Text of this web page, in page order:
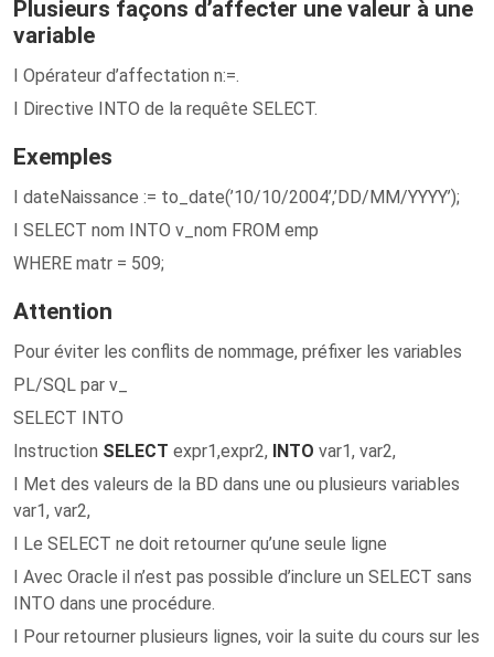
Plusieurs façons d’affecter une valeur à une
variable
I Opérateur d’affectation n:=.
I Directive INTO de la requête SELECT.
Exemples
I dateNaissance := to_date(’10/10/2004’,’DD/MM/YYYY’);
I SELECT nom INTO v_nom FROM emp
WHERE matr = 509;
Attention
Pour éviter les conflits de nommage, préfixer les variables
PL/SQL par v_
SELECT INTO
Instruction SELECT expr1,expr2, INTO var1, var2,
I Met des valeurs de la BD dans une ou plusieurs variables
var1, var2,
I Le SELECT ne doit retourner qu’une seule ligne
I Avec Oracle il n’est pas possible d’inclure un SELECT sans
INTO dans une procédure.
I Pour retourner plusieurs lignes, voir la suite du cours sur les